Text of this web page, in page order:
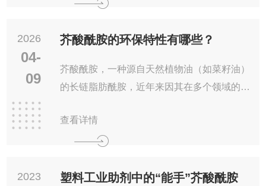
2026
04-
09
芥酸酰胺的环保特性有哪些？
芥酸酰胺，一种源自天然植物油（如菜籽油）
的长链脂肪酰胺，近年来因其在多个领域的广
种生物基材料，芥酸酰胺的环保特性主要体现
查看详情
2023 塑料工业助剂中的“能手”芥酸酰胺